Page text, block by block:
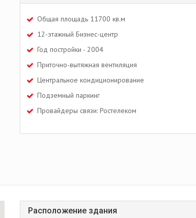
Общая площадь 11700 кв.м
12-этажный Бизнес-центр
Год постройки - 2004
Приточно-вытяжная вентиляция
Центральное кондиционирование
Подземный паркинг
Провайдеры связи: Ростелеком
Расположение здания